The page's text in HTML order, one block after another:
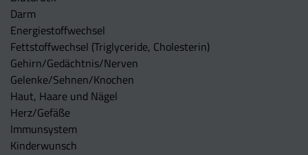
Darm
Energiestoffwechsel
Fettstoffwechsel (Triglyceride, Cholesterin)
Gehirn/Gedächtnis/Nerven
Gelenke/Sehnen/Knochen
Haut, Haare und Nägel
Herz/Gefäße
Immunsystem
Kinderwunsch